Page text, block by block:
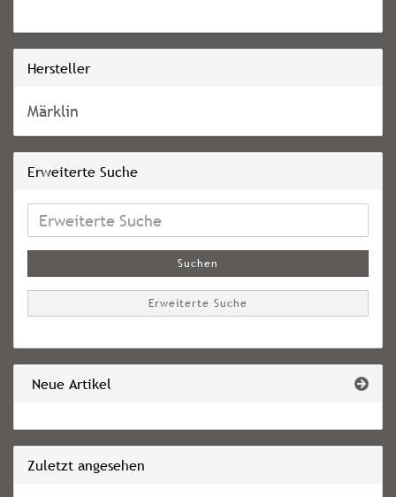
Hersteller
Märklin
Erweiterte Suche
Erweiterte
Suche
Suchen
Erweiterte Suche
Neue Artikel
Zuletzt angesehen